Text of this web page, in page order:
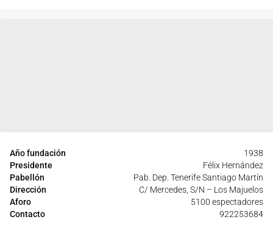
Año fundación
1938
Presidente
Félix Hernández
Pabellón
Pab. Dep. Tenerife Santiago Martín
Dirección
C/ Mercedes, S/N – Los Majuelos
Aforo
5100 espectadores
Contacto
922253684